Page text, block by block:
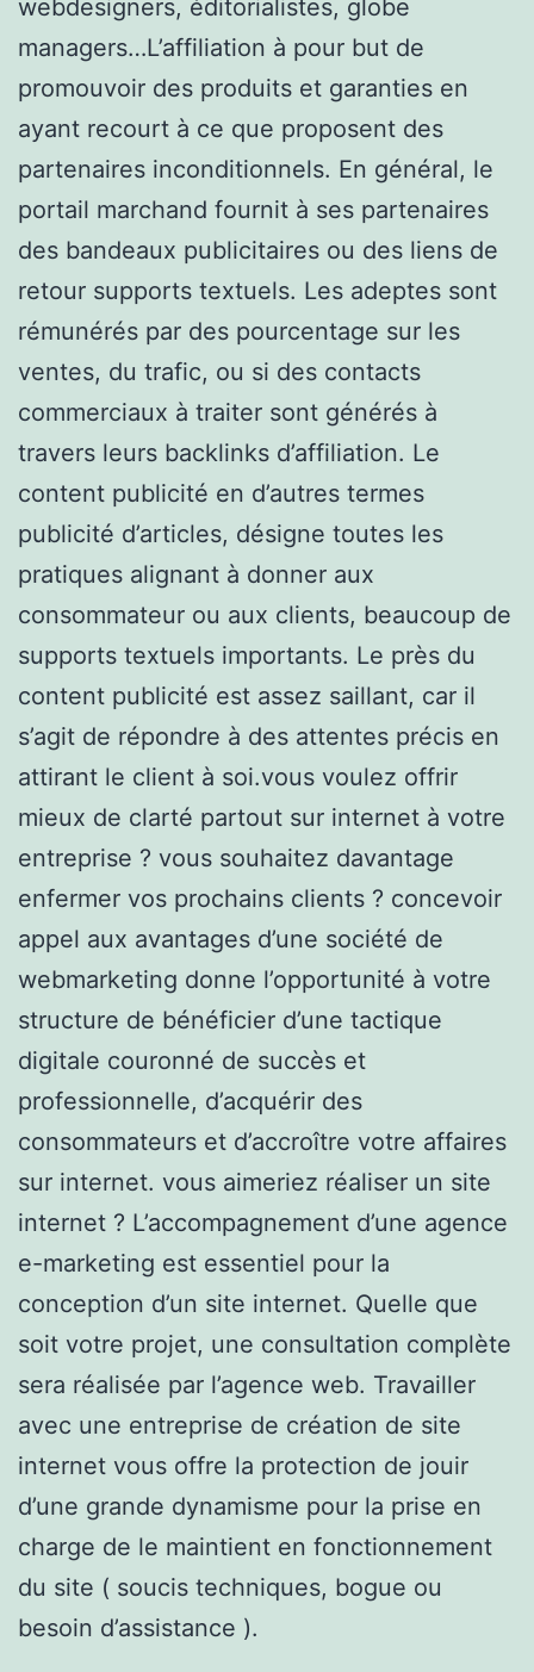
webdesigners, éditorialistes, globe
managers…L’affiliation à pour but de
promouvoir des produits et garanties en
ayant recourt à ce que proposent des
partenaires inconditionnels. En général, le
portail marchand fournit à ses partenaires
des bandeaux publicitaires ou des liens de
retour supports textuels. Les adeptes sont
rémunérés par des pourcentage sur les
ventes, du trafic, ou si des contacts
commerciaux à traiter sont générés à
travers leurs backlinks d’affiliation. Le
content publicité en d’autres termes
publicité d’articles, désigne toutes les
pratiques alignant à donner aux
consommateur ou aux clients, beaucoup de
supports textuels importants. Le près du
content publicité est assez saillant, car il
s’agit de répondre à des attentes précis en
attirant le client à soi.vous voulez offrir
mieux de clarté partout sur internet à votre
entreprise ? vous souhaitez davantage
enfermer vos prochains clients ? concevoir
appel aux avantages d’une société de
webmarketing donne l’opportunité à votre
structure de bénéficier d’une tactique
digitale couronné de succès et
professionnelle, d’acquérir des
consommateurs et d’accroître votre affaires
sur internet. vous aimeriez réaliser un site
internet ? L’accompagnement d’une agence
e-marketing est essentiel pour la
conception d’un site internet. Quelle que
soit votre projet, une consultation complète
sera réalisée par l’agence web. Travailler
avec une entreprise de création de site
internet vous offre la protection de jouir
d’une grande dynamisme pour la prise en
charge de le maintient en fonctionnement
du site ( soucis techniques, bogue ou
besoin d’assistance ).